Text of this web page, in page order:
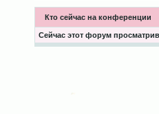
Кто сейчас на конференции
Сейчас этот форум